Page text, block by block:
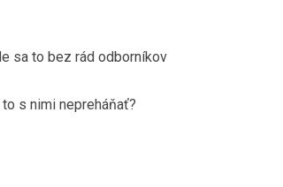
sa to bez rád odborníkov
s nimi nepreháňať?